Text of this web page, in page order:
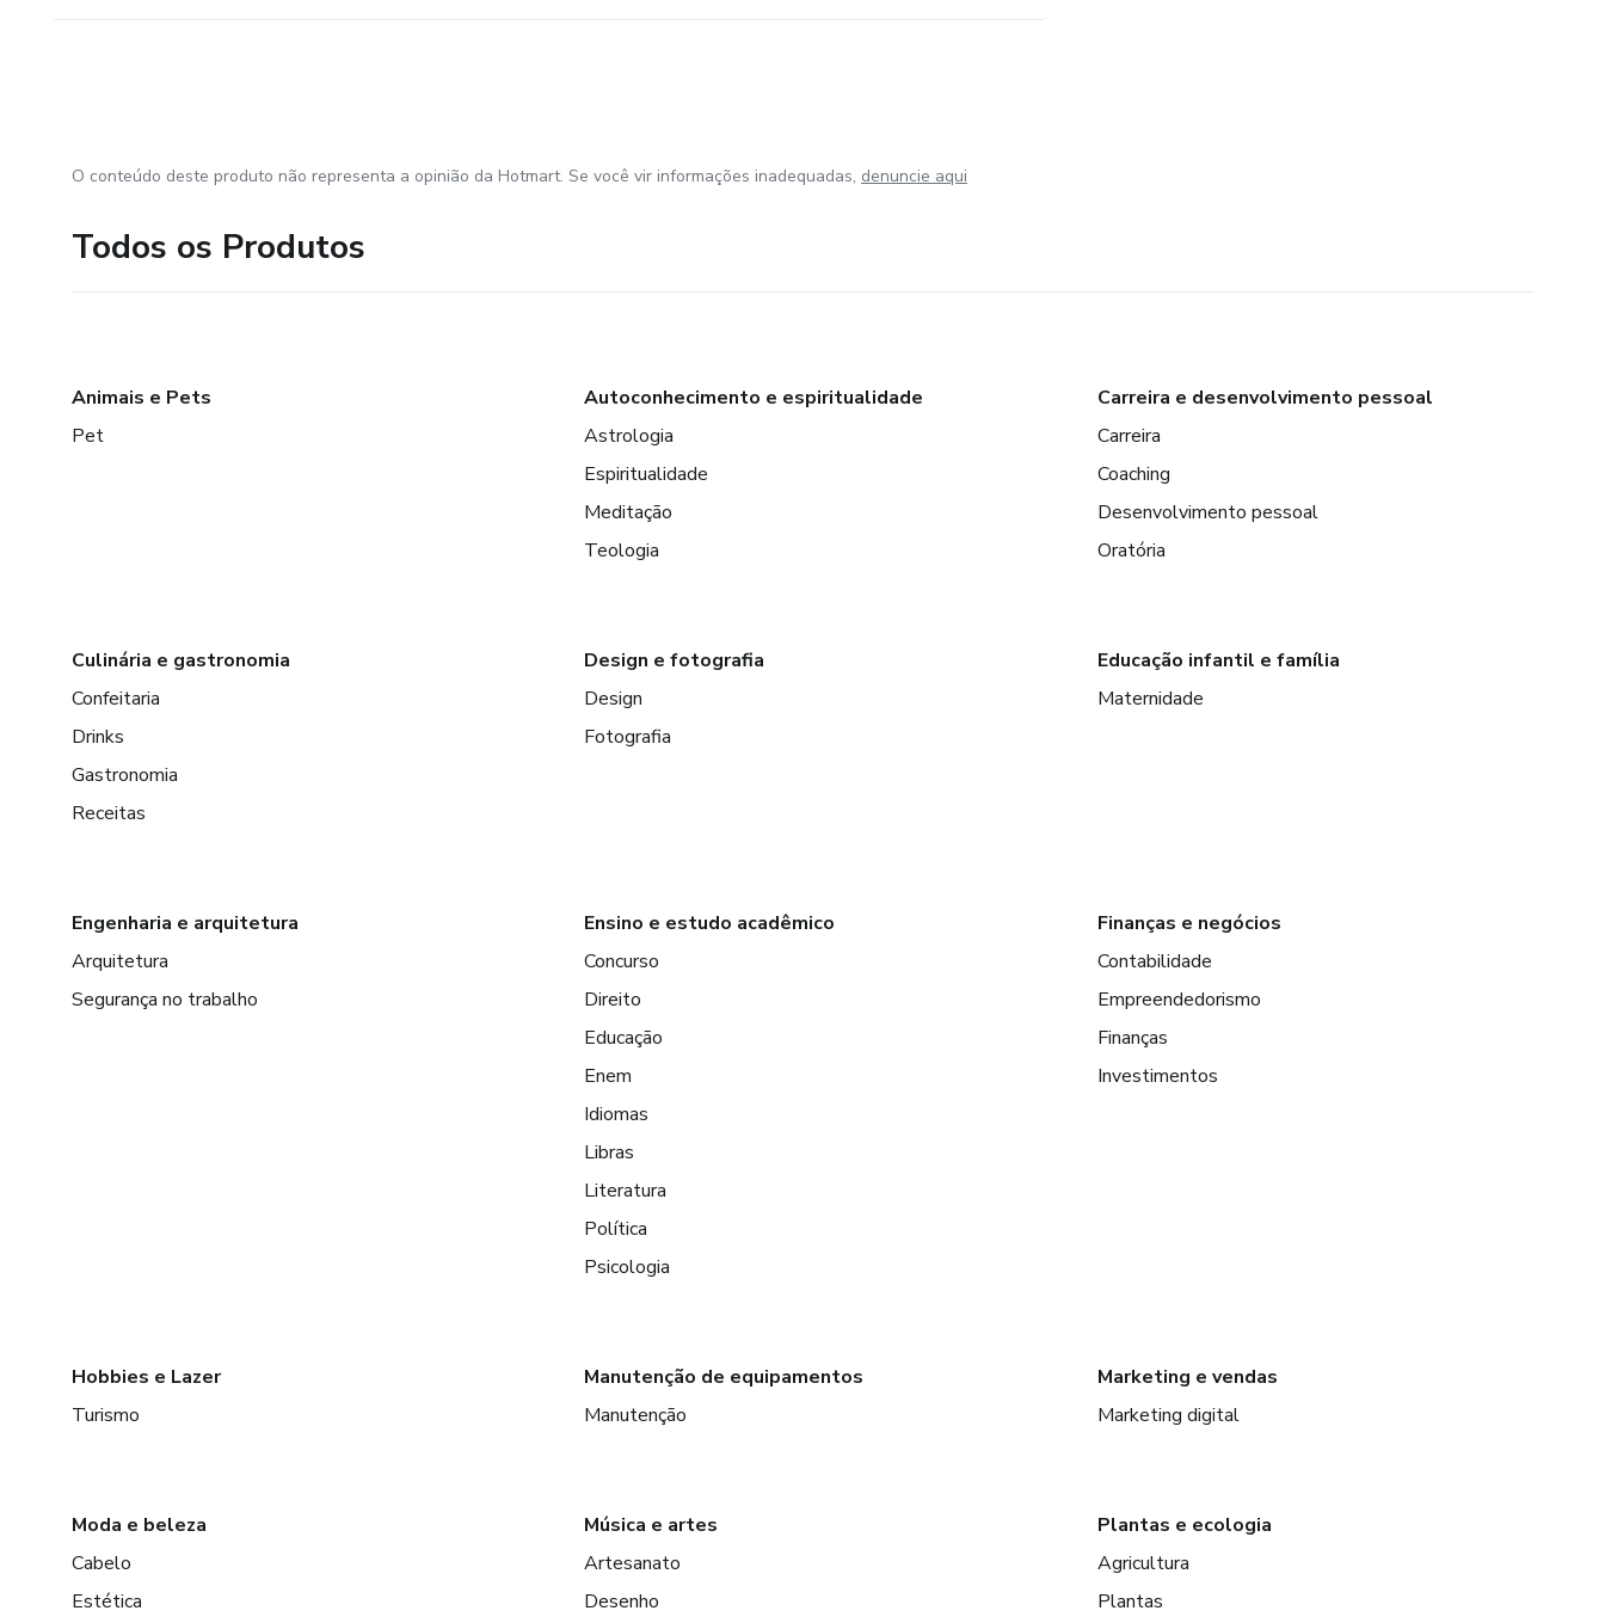
O conteúdo deste produto não representa a opinião da Hotmart. Se você vir informações inadequadas, denuncie aqui
Todos os Produtos
Animais e Pets
Pet
Autoconhecimento e espiritualidade
Astrologia
Espiritualidade
Meditação
Teologia
Carreira e desenvolvimento pessoal
Carreira
Coaching
Desenvolvimento pessoal
Oratória
Culinária e gastronomia
Confeitaria
Drinks
Gastronomia
Receitas
Design e fotografia
Design
Fotografia
Educação infantil e família
Maternidade
Engenharia e arquitetura
Arquitetura
Segurança no trabalho
Ensino e estudo acadêmico
Concurso
Direito
Educação
Enem
Idiomas
Libras
Literatura
Política
Psicologia
Finanças e negócios
Contabilidade
Empreendedorismo
Finanças
Investimentos
Hobbies e Lazer
Turismo
Manutenção de equipamentos
Manutenção
Marketing e vendas
Marketing digital
Moda e beleza
Cabelo
Estética
Música e artes
Artesanato
Desenho
Plantas e ecologia
Agricultura
Plantas